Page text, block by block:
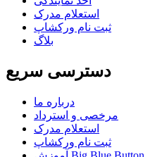
استعلام مدرک
ثبت نام ورکشاپ
بلاگ
دسترسی سریع
درباره ما
مرخصی و استرداد
استعلام مدرک
ثبت نام ورکشاپ